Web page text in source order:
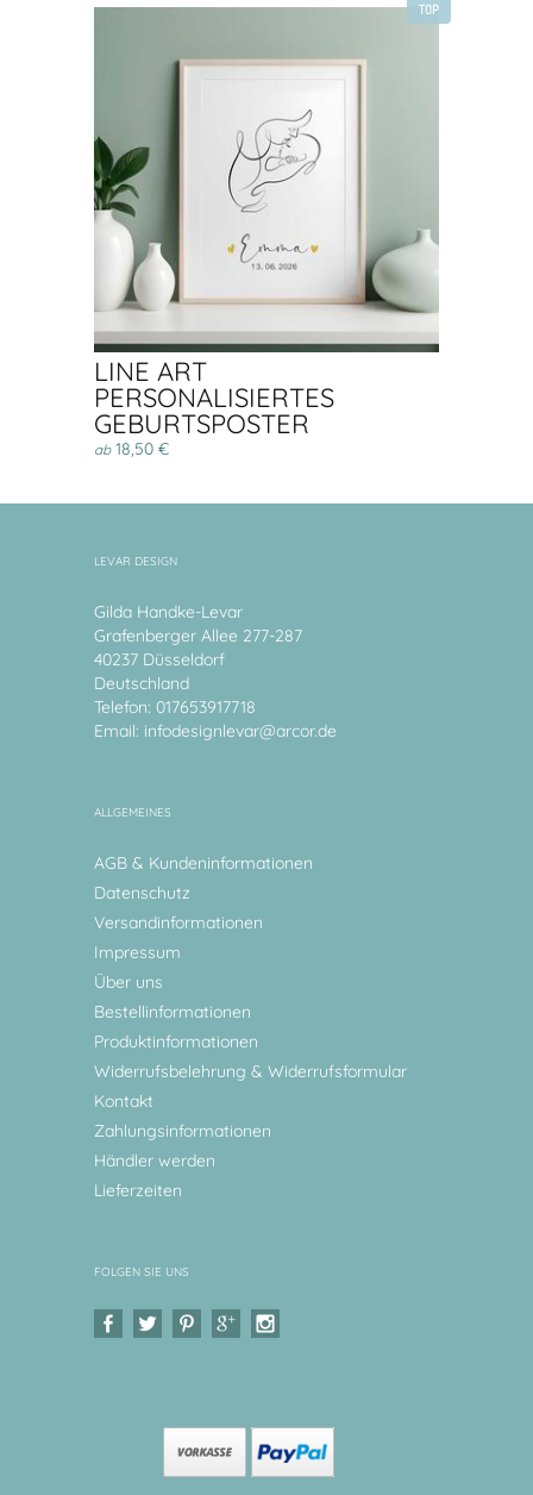
TOP
LINE ART
PERSONALISIERTES
GEBURTSPOSTER
ab18,50 €
LEVAR DESIGN
Gilda Handke-Levar
Grafenberger Allee 277-287
40237 Düsseldorf
Deutschland
Telefon: 017653917718
Email: infodesignlevar@arcor.de
ALLGEMEINES
AGB & Kundeninformationen
Datenschutz
Versandinformationen
Impressum
Über uns
Bestellinformationen
Produktinformationen
Widerrufsbelehrung & Widerrufsformular
Kontakt
Zahlungsinformationen
Händler werden
Lieferzeiten
FOLGEN SIE UNS